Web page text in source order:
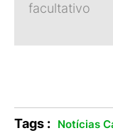
facultativo
Tags : Notícias